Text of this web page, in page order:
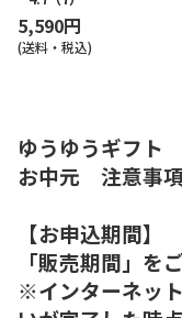
5,590円
(送料・税込)
ゆうゆうギフト
お中元 注意事項
【お申込期間】
「販売期間」を
※インターネッ